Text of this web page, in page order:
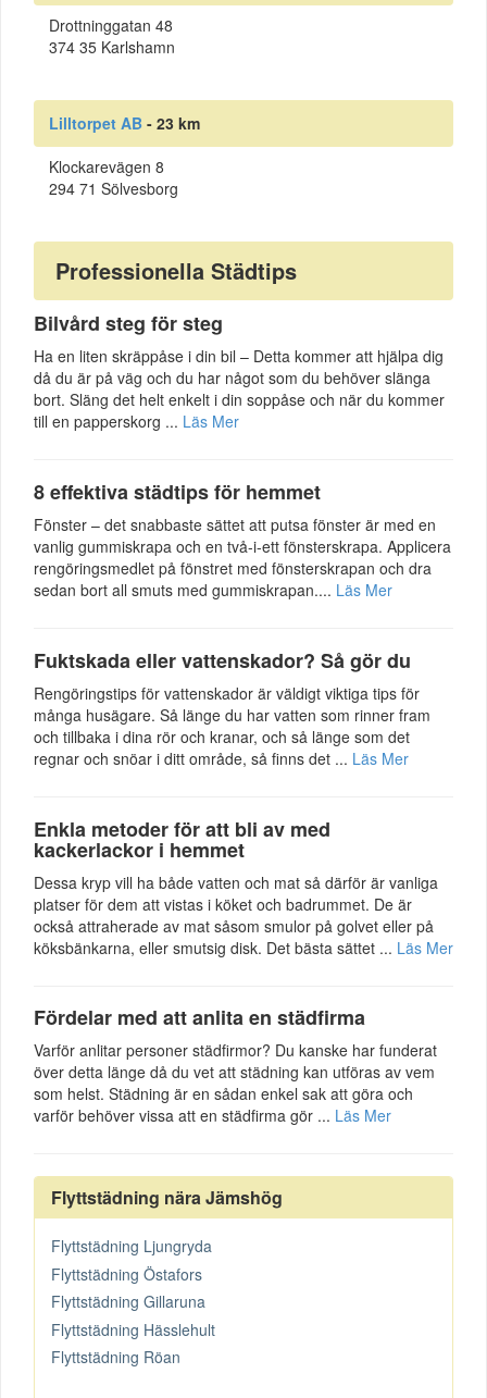
Drottninggatan 48
374 35 Karlshamn
Lilltorpet AB - 23 km
Klockarevägen 8
294 71 Sölvesborg
Professionella Städtips
Bilvård steg för steg
Ha en liten skräppåse i din bil – Detta kommer att hjälpa dig
då du är på väg och du har något som du behöver slänga
bort. Släng det helt enkelt i din soppåse och när du kommer
till en papperskorg ... Läs Mer
8 effektiva städtips för hemmet
Fönster – det snabbaste sättet att putsa fönster är med en
vanlig gummiskrapa och en två-i-ett fönsterskrapa. Applicera
rengöringsmedlet på fönstret med fönsterskrapan och dra
sedan bort all smuts med gummiskrapan.... Läs Mer
Fuktskada eller vattenskador? Så gör du
Rengöringstips för vattenskador är väldigt viktiga tips för
många husägare. Så länge du har vatten som rinner fram
och tillbaka i dina rör och kranar, och så länge som det
regnar och snöar i ditt område, så finns det ... Läs Mer
Enkla metoder för att bli av med
kackerlackor i hemmet
Dessa kryp vill ha både vatten och mat så därför är vanliga
platser för dem att vistas i köket och badrummet. De är
också attraherade av mat såsom smulor på golvet eller på
köksbänkarna, eller smutsig disk. Det bästa sättet ... Läs Mer
Fördelar med att anlita en städfirma
Varför anlitar personer städfirmor? Du kanske har funderat
över detta länge då du vet att städning kan utföras av vem
som helst. Städning är en sådan enkel sak att göra och
varför behöver vissa att en städfirma gör ... Läs Mer
Flyttstädning nära Jämshög
Flyttstädning Ljungryda
Flyttstädning Östafors
Flyttstädning Gillaruna
Flyttstädning Hässlehult
Flyttstädning Röan